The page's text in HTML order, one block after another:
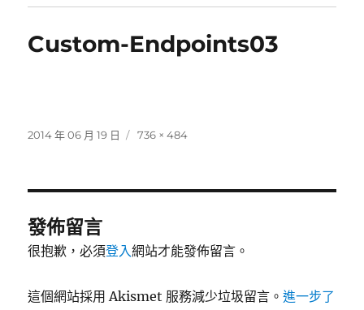
Custom-Endpoints03
發
2014 年 06 月 19 日
完
736 × 484
發佈留言
很抱歉，必須登入網站才能發佈留言。
這個網站採用 Akismet 服務減少垃圾留言。進一步了